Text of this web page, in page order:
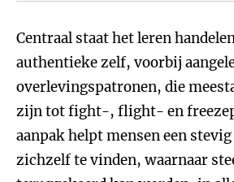
Centraal staat het leren
authentieke zelf, voorbij
overlevingspatronen, die
zijn tot fight-, flight- en
aanpak helpt mensen een
zichzelf te vinden, waarnaar